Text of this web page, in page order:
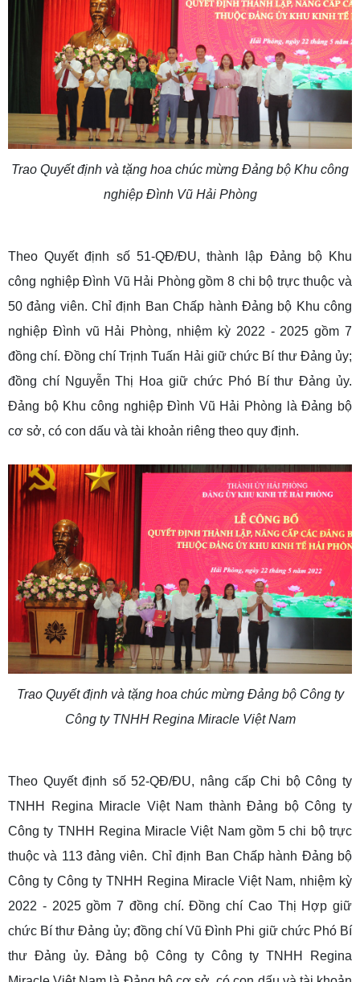
Trao Quyết định và tặng hoa chúc mừng Đảng bộ Khu công
nghiệp Đình Vũ Hải Phòng
Theo Quyết định số 51-QĐ/ĐU, thành lập Đảng bộ Khu
công nghiệp Đình Vũ Hải Phòng gồm 8 chi bộ trực thuộc và
50 đảng viên. Chỉ định Ban Chấp hành Đảng bộ Khu công
nghiệp Đình vũ Hải Phòng, nhiệm kỳ 2022 - 2025 gồm 7
đồng chí. Đồng chí Trịnh Tuấn Hải giữ chức Bí thư Đảng ủy;
đồng chí Nguyễn Thị Hoa giữ chức Phó Bí thư Đảng ủy.
Đảng bộ Khu công nghiệp Đình Vũ Hải Phòng là Đảng bộ
cơ sở, có con dấu và tài khoản riêng theo quy định.
Trao Quyết định và tặng hoa chúc mừng Đảng bộ Công ty
Công ty TNHH Regina Miracle Việt Nam
Theo Quyết định số 52-QĐ/ĐU, nâng cấp Chi bộ Công ty
TNHH Regina Miracle Việt Nam thành Đảng bộ Công ty
Công ty TNHH Regina Miracle Việt Nam gồm 5 chi bộ trực
thuộc và 113 đảng viên. Chỉ định Ban Chấp hành Đảng bộ
Công ty Công ty TNHH Regina Miracle Việt Nam, nhiệm kỳ
2022 - 2025 gồm 7 đồng chí. Đồng chí Cao Thị Hợp giữ
chức Bí thư Đảng ủy; đồng chí Vũ Đình Phi giữ chức Phó Bí
thư Đảng ủy. Đảng bộ Công ty Công ty TNHH Regina